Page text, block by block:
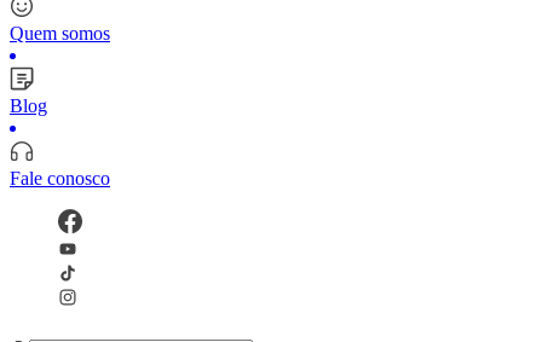
Quem somos
Blog
Fale conosco